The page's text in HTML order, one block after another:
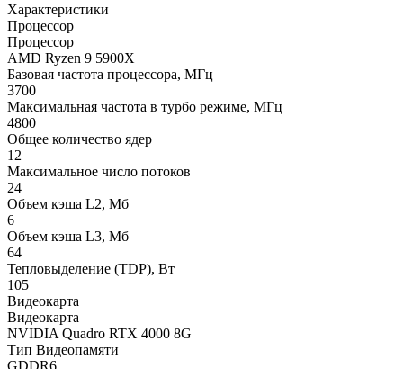
Характеристики
Процессор
Процессор
AMD Ryzen 9 5900X
Базовая частота процессора, МГц
3700
Максимальная частота в турбо режиме, МГц
4800
Общее количество ядер
12
Максимальное число потоков
24
Объем кэша L2, Мб
6
Объем кэша L3, Мб
64
Тепловыделение (TDP), Вт
105
Видеокарта
Видеокарта
NVIDIA Quadro RTX 4000 8G
Тип Видеопамяти
GDDR6